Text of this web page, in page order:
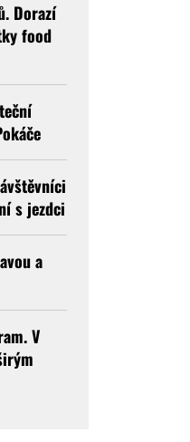
Dorazí
food
s jezdci
a
V